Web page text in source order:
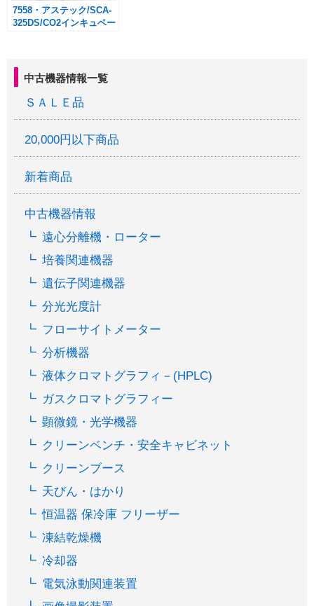
中古機器情報一覧
ＳＡＬＥ品
20,000円以下商品
新着商品
中古機器情報
遠心分離機・ローター
培養関連機器
遺伝子関連機器
分光光度計
フローサイトメーター
分析機器
液体クロマトグラフィ－(HPLC)
ガスクロマトグラフィー
顕微鏡・光学機器
クリーンベンチ・安全キャビネット
クリーンブース
天びん・はかり
恒温器 保冷庫 フリーザー
凍結乾燥機
冷却器
電気泳動関連装置
7558・アステック/SCA-
325DS/CO2インキュベー